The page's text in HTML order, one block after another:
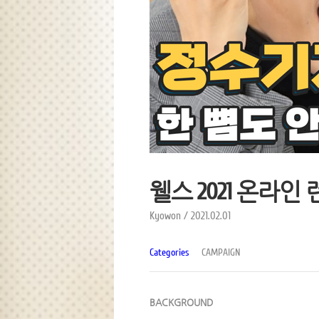
웰스 2021 온라인
Kyowon / 2021.02.01
Categories CAMPAIGN
BACKGROUND